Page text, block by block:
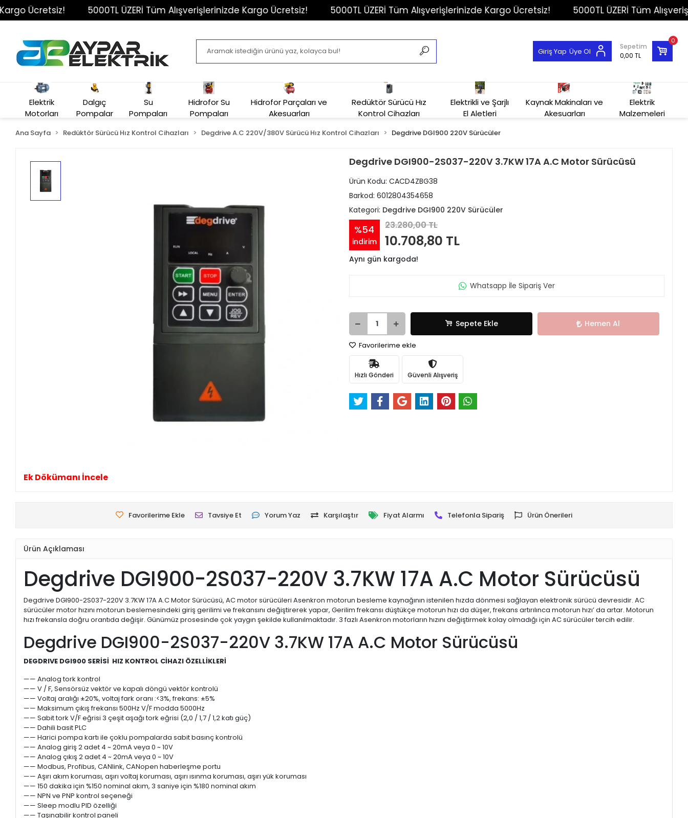
Ücretsiz! 5000TL ÜZERİ Tüm Alışverişlerinizde Kargo Ücretsiz! 5000TL ÜZERİ Tüm Alışverişlerinizde Kargo Ücretsiz! 5000TL ÜZERİ Tüm
Giriş Yap Üye Ol
0
Sepetim
0,00 TL
Elektrik
Motorları
Dalgıç
Pompalar
Su
Pompaları
Hidrofor Su
Pompaları
Hidrofor Parçaları ve
Akesuarları
Redüktör Sürücü Hız
Kontrol Cihazları
Elektrikli ve Şarjlı
El Aletleri
Kaynak Makinaları ve
Akesuarları
Elektrik
Malzemeleri
Ana Sayfa Redüktör Sürücü Hız Kontrol Cihazları Degdrive A.C 220V/380V Sürücü Hız Kontrol Cihazları Degdrive DGI900 220V Sürücüler
Ek Dökümanı İncele
Degdrive DGI900-2S037-220V 3.7KW 17A A.C Motor Sürücüsü
Ürün Kodu: CACD4ZBG38
Barkod: 6012804354658
Kategori: Degdrive DGI900 220V Sürücüler
%54
indirim
23.280,00 TL
10.708,80 TL
Aynı gün kargoda!
Whatsapp İle Sipariş Ver
Sepete Ekle Hemen Al
Favorilerime ekle
Hızlı Gönderi Güvenli Alışveriş
Favorilerime Ekle Tavsiye Et Yorum Yaz Karşılaştır Fiyat Alarmı Telefonla Sipariş Ürün Önerileri
Ürün Açıklaması
Degdrive DGI900-2S037-220V 3.7KW 17A A.C Motor Sürücüsü
Degdrive DGI900-2S037-220V 3.7KW 17A A.C Motor Sürücüsü, AC motor sürücüleri Asenkron motorun besleme kaynağının istenilen hızda dönmesi sağlayan elektronik sürücü devresidir. AC
sürücüler motor hızını motorun beslemesindeki giriş gerilimi ve frekansını değiştirerek yapar, Gerilim frekansı düştükçe motorun hızı da düşer, frekans artırılınca motorun hızı’ da artar. Motorun
hızı frekansla doğru orantıda değişir. Günümüz prosesinde çok yaygın şekilde kullanılmaktadır. 3 fazlı Asenkron motorların hızını değiştirmek kolay olmadığı için AC sürücüler tercih edilir.
Degdrive DGI900-2S037-220V 3.7KW 17A A.C Motor Sürücüsü
DEGDRIVE DGI900 SERİSİ HIZ KONTROL CİHAZI ÖZELLİKLERİ
—— Analog tork kontrol
—— V / F, Sensörsüz vektör ve kapalı döngü vektör kontrolü
—— Voltaj aralığı ±20%, voltaj fark oranı :<3%, frekans: ±5%
—— Maksimum çıkış frekansı 500Hz V/F modda 5000Hz
—— Sabit tork V/F eğrisi 3 çeşit aşağı tork eğrisi (2,0 / 1,7 / 1,2 katı güç)
—— Dahili basit PLC
—— Harici pompa kartı ile çoklu pompalarda sabit basınç kontrolü
—— Analog giriş 2 adet 4 ~ 20mA veya 0 ~ 10V
—— Analog çıkış 2 adet 4 ~ 20mA veya 0 ~ 10V
—— Modbus, Profibus, CANlink, CANopen haberleşme portu
—— Aşırı akım koruması, aşırı voltaj koruması, aşırı ısınma koruması, aşırı yük koruması
—— 150 dakika için %150 nominal akım, 3 saniye için %180 nominal akım
—— NPN ve PNP kontrol seçeneği
—— Sleep modlu PID özelliği
—— Taşınabilir kontrol paneli